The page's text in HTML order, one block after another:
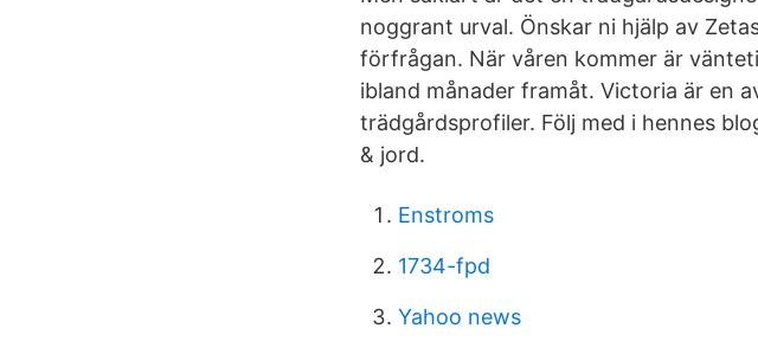
noggrant urval. Önskar ni hjälp av
förfrågan. När våren kommer är
ibland månader framåt. Victoria är en
trädgårdsprofiler. Följ med i hennes
& jord.
Enstroms
1734-fpd
Yahoo news